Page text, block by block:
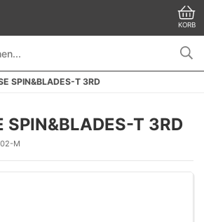
KORB
SPIN&BLADES-T 3RD
SPIN&BLADES-T 3RD
M